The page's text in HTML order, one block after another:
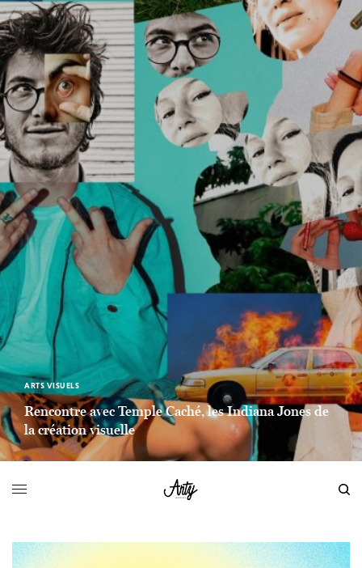
ARTS VISUELS
Rencontre avec Temple Caché, les Indiana Jones de
la création visuelle